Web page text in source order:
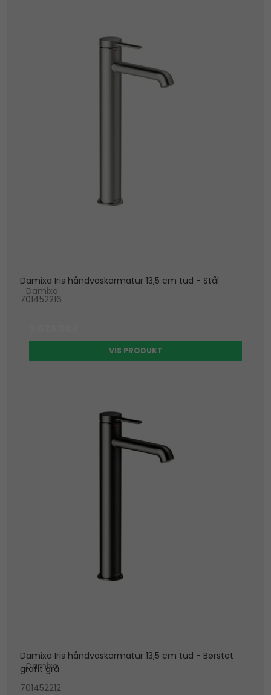
Damixa Iris håndvaskarmatur 13,5 cm tud - Stål
Damixa
701452216
VIS PRODUKT
Damixa Iris håndvaskarmatur 13,5 cm tud - Børstet
grafit grå
Damixa
701452212